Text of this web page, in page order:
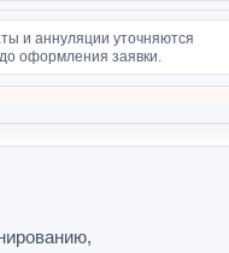
и аннуляции уточняются
оформления заявки.